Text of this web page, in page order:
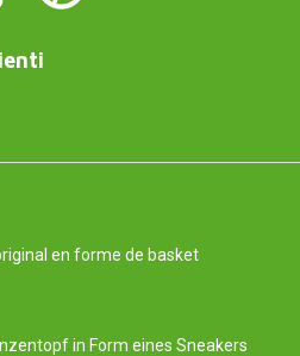
en forme de basket
in Form eines Sneakers